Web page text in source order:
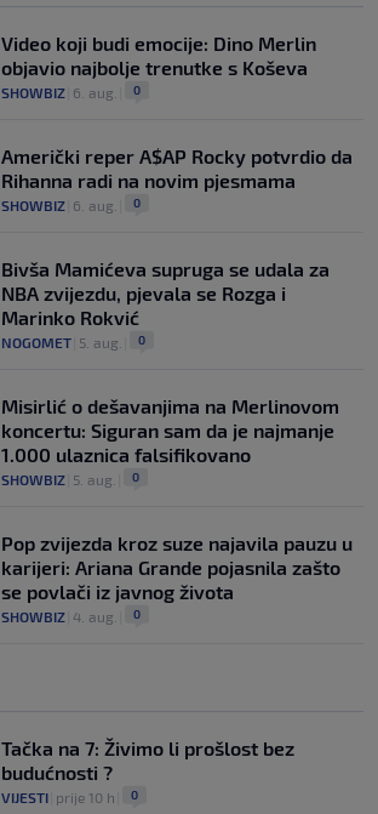
Video koji budi emocije: Dino Merlin
objavio najbolje trenutke s Koševa
SHOWBIZ 6. aug. 0
Američki reper A$AP Rocky potvrdio da
Rihanna radi na novim pjesmama
SHOWBIZ 6. aug. 0
Bivša Mamićeva supruga se udala za
NBA zvijezdu, pjevala se Rozga i
Marinko Rokvić
NOGOMET 5. aug. 0
Misirlić o dešavanjima na Merlinovom
koncertu: Siguran sam da je najmanje
1.000 ulaznica falsifikovano
SHOWBIZ 5. aug. 0
Pop zvijezda kroz suze najavila pauzu u
karijeri: Ariana Grande pojasnila zašto
se povlači iz javnog života
SHOWBIZ 4. aug. 0
Tačka na 7: Živimo li prošlost bez
budućnosti ?
VIJESTI prije 10 h 0